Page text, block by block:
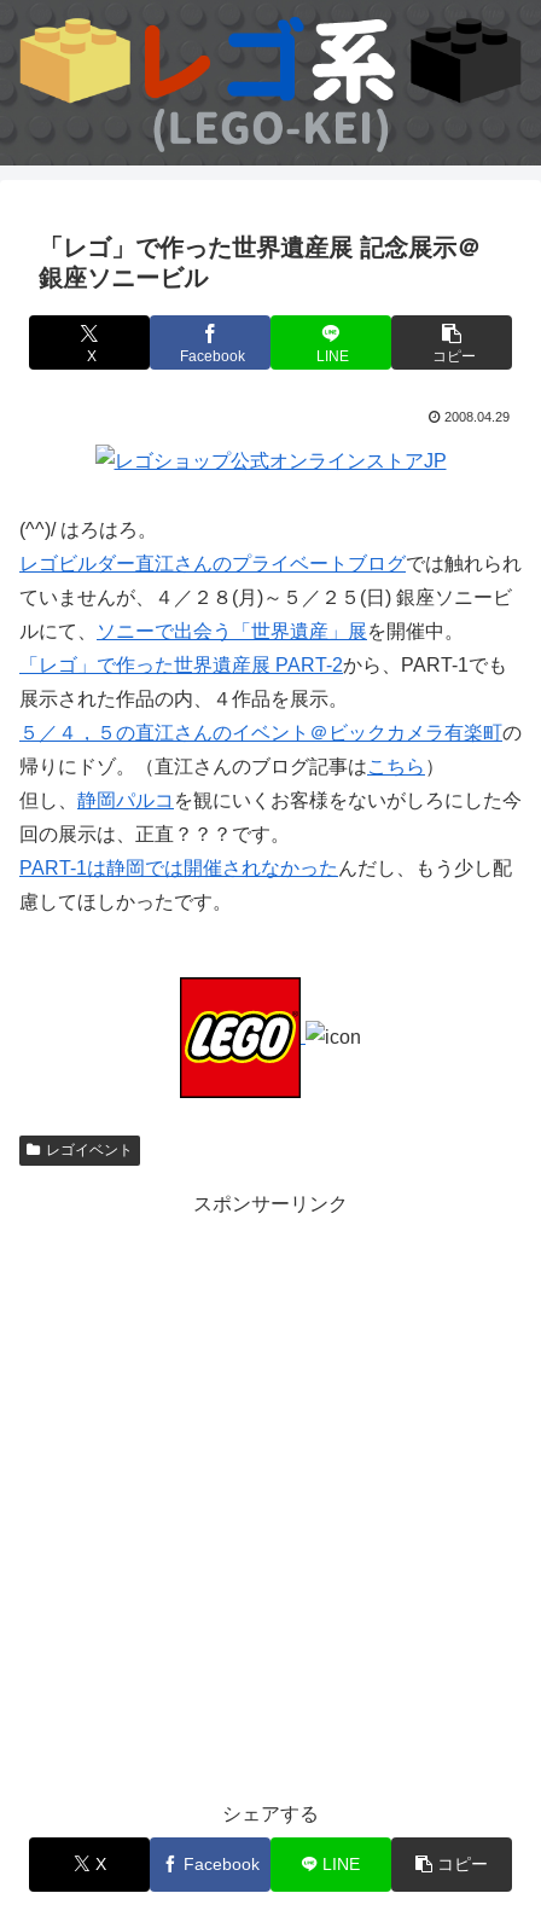
「レゴ」で作った世界遺産展 記念展示＠
銀座ソニービル
X Facebook LINE コピー
2008.04.29
(^^)/ はろはろ。
レゴビルダー直江さんのプライベートブログでは触れられ
ていませんが、４／２８(月)～５／２５(日) 銀座ソニービ
ルにて、
ソニーで出会う「世界遺産」展を開催中。
「レゴ」で作った世界遺産展 PART-2から、PART-1でも
展示された作品の内、４作品を展示。
５／４，５の直江さんのイベント＠ビックカメラ有楽町の
帰りにドゾ。（直江さんのブログ記事はこちら ）
但し、 静岡パルコ を観にいくお客様をないがしろにした今
回の展示は、正直？？？です。
PART-1は静岡では開催されなかった んだし、もう少し配
慮してほしかったです。
レゴイベント
スポンサーリンク
シェアする
X Facebook LINE コピー